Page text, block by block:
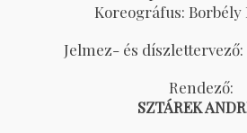
Koreográfus:
Jelmez- és
Rendező:
SZTÁREK